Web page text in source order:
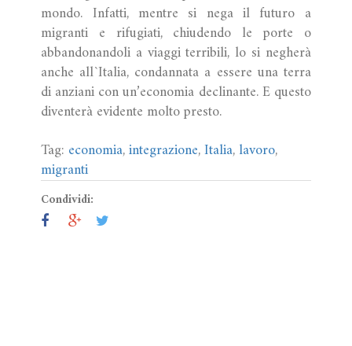
mondo. Infatti, mentre si nega il futuro a
migranti e rifugiati, chiudendo le porte o
abbandonandoli a viaggi terribili, lo si negherà
anche all`Italia, condannata a essere una terra
di anziani con un’economia declinante. E questo
diventerà evidente molto presto.
Tag: economia,integrazione,Italia,lavoro,
migranti
Condividi: